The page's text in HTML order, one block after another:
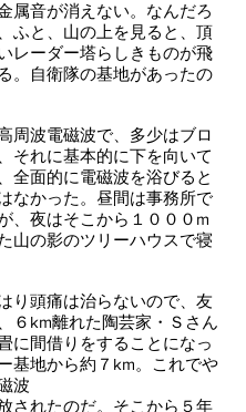
属音が消えない。なんだろ
ふと、山の上を見ると、頂
レーダー塔らしきものが飛
。自衛隊の基地があったの
周波電磁波で、多少はブロ
それに基本的に下を向いて
全面的に電磁波を浴びると
なかった。昼間は事務所で
、夜はそこから１０００m
山の影のツリーハウスで寝
り頭痛は治らないので、友
６km離れた陶芸家・Ｓさん
に間借りをすることになっ
基地から約７km。これでや
波
されたのだ。そこから５年